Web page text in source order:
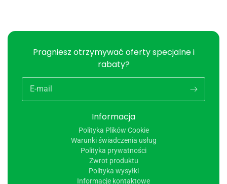
Informacja
Polityka Plików Cookie
Warunki świadczenia usług
Polityka prywatności
Zwrot produktu
Polityka wysyłki
Informacje kontaktowe
Pragniesz otrzymywać oferty specjalne i
rabaty?
E-mail